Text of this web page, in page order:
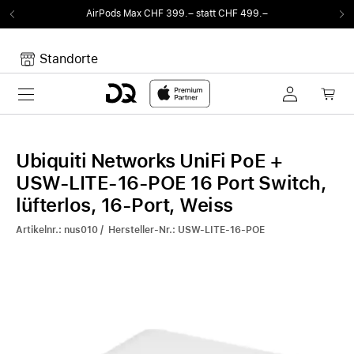
AirPods Max CHF 399.– statt CHF 499.–
Standorte
Toggle navigation
Ubiquiti Networks UniFi PoE +
USW-LITE-16-POE 16 Port Switch,
lüfterlos, 16-Port, Weiss
Artikelnr.: nus010 / Hersteller-Nr.: USW-LITE-16-POE